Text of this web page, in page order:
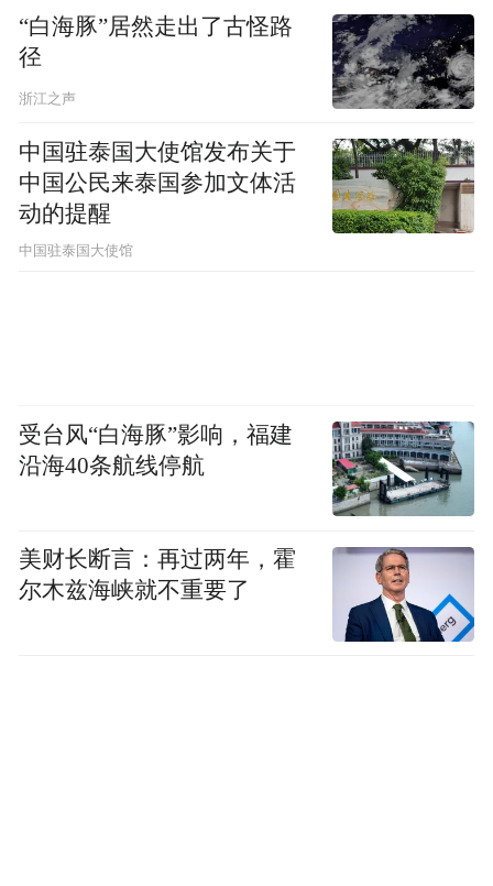
“白海豚”居然走出了古怪路
径
浙江之声
中国驻泰国大使馆发布关于
中国公民来泰国参加文体活
动的提醒
中国驻泰国大使馆
受台风“白海豚”影响，福建
沿海40条航线停航
美财长断言：再过两年，霍
尔木兹海峡就不重要了